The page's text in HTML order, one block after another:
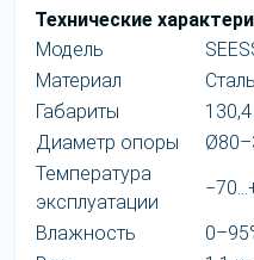
Технические
Модель
Материал
Габариты
Диаметр опоры
Температура
эксплуатации
Влажность